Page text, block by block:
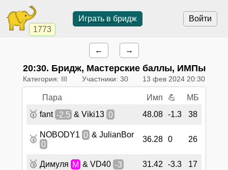
1773
Войти
Играть в бридж
← →
20:30. Бридж, Мастерские баллы, ИМПы
Категория: III Участники: 30 13 фев 2024 20:30
Пара Имп 💪 МБ
🥇 fant -2.5 & Viki13 0 48.08 -1.3 38
🥈 NOBODY1 0 & JulianBor
0
36.28 0 26
🥉 Димуля M & VD40 -3 31.42 -3.3 17